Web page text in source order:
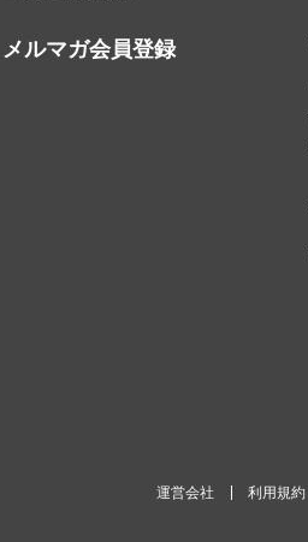
メルマガ会員登録
運営会社 利用規約